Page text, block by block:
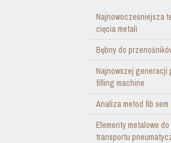
Najnowocześniejsza
cięcia metali
Bębny do
Najnowszej generacji
filling machine
Analiza metod fib sem
Elementy metalowe
transportu